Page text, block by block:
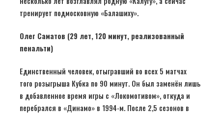
тренирует подмосковную «Балашиху».
Олег Саматов (29 лет, 120 минут, реализованный
пенальти)
Единственный человек, отыгравший во всех 5 матчах
того розыгрыша Кубка по 90 минут. Он был заменён лишь
в добавленное время игры с «Локомотивом», откуда и
перебрался в «Динамо» в 1994-м. После 2,5 сезонов в